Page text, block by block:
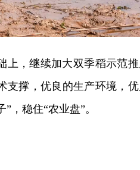
上，继续加大双季稻示范
支撑，优良的生产环境，
，稳住“农业盘”。